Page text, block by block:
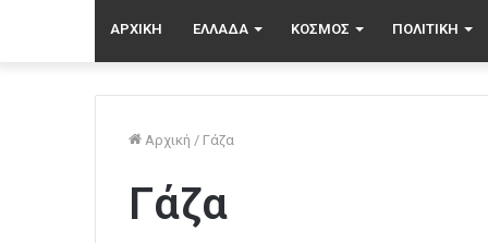
ΑΡΧΙΚΉ ΕΛΛΆΔΑ ΚΌΣΜΟΣ ΠΟΛΙΤΙΚΉ
Αρχική / Γάζα
Γάζα